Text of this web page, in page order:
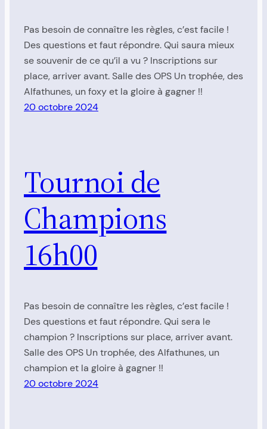
Pas besoin de connaître les règles, c’est facile !
Des questions et faut répondre. Qui saura mieux
se souvenir de ce qu’il a vu ? Inscriptions sur
place, arriver avant. Salle des OPS Un trophée, des
Alfathunes, un foxy et la gloire à gagner !!
20 octobre 2024
Tournoi de
Champions
16h00
Pas besoin de connaître les règles, c’est facile !
Des questions et faut répondre. Qui sera le
champion ? Inscriptions sur place, arriver avant.
Salle des OPS Un trophée, des Alfathunes, un
champion et la gloire à gagner !!
20 octobre 2024